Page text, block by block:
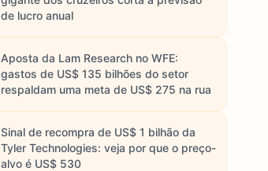
de lucro anual
Aposta da Lam Research no WFE:
gastos de US$ 135 bilhões do setor
respaldam uma meta de US$ 275 na rua
Sinal de recompra de US$ 1 bilhão da
Tyler Technologies: veja por que o preço-
alvo é US$ 530